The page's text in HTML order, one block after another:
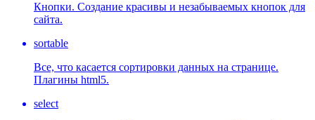
Кнопки. Создание красивы и незабываемых кнопок для
сайта.
sortable
Все, что касается сортировки данных на странице.
Плагины html5.
select